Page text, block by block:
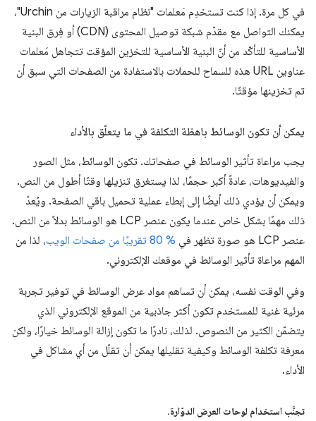
في كل مرة. إذا كنت تستخدِم مَعلمات "نظام مراقبة الزيارات من Urchin"،
يمكنك التواصل مع مقدّم شبكة توصيل المحتوى (CDN) أو فِرق البنية
الأساسية للتأكّد من أنّ البنية الأساسية للتخزين المؤقت تتجاهل مَعلمات
عناوين URL هذه للسماح للحملات بالاستفادة من الصفحات التي سبق أن
تم تخزينها مؤقتًا.
يمكن أن تكون الوسائط باهظة التكلفة في ما يتعلّق بالأداء
يجب مراعاة تأثير الوسائط في صفحاتك. تكون الوسائط، مثل الصور
والفيديوهات، عادةً أكبر حجمًا، لذا يستغرق تنزيلها وقتًا أطول من النص.
ويمكن أن يؤدي ذلك أيضًا إلى إبطاء عملية تحميل باقي الصفحة. ويُعدّ
ذلك مهمًا بشكل خاص عندما يكون عنصر LCP هو الوسائط بدلاً من النص.
عنصر LCP هو صورة تظهر في
% 80 تقريبًا من صفحات الويب
، لذا من
المهم مراعاة تأثير الوسائط في موقعك الإلكتروني.
وفي الوقت نفسه، يمكن أن تساهم مواد عرض الوسائط في توفير تجربة
مرئية غنية للمستخدم تكون أكثر جاذبية من الموقع الإلكتروني الذي
يتضمّن الكثير من النصوص. لذلك، نادرًا ما تكون إزالة الوسائط خيارًا، ولكن
معرفة تكلفة الوسائط وكيفية تقليلها يمكن أن تقلّل من أي مشاكل في
الأداء.
تجنَّب استخدام لوحات العرض الدوّارة.